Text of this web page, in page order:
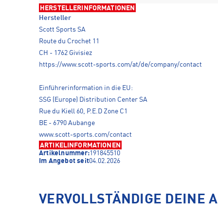
HERSTELLERINFORMATIONEN
Hersteller
Scott Sports SA
Route du Crochet 11
CH - 1762 Givisiez
https://www.scott-sports.com/at/de/company/contact
Einführerinformation in die EU:
SSG (Europe) Distribution Center SA
Rue du Kiell 60, P.E.D Zone C1
BE - 6790 Aubange
www.scott-sports.com/contact
ARTIKELINFORMATIONEN
Artikelnummer:191845510
Im Angebot seit04.02.2026
VERVOLLSTÄNDIGE DEINE